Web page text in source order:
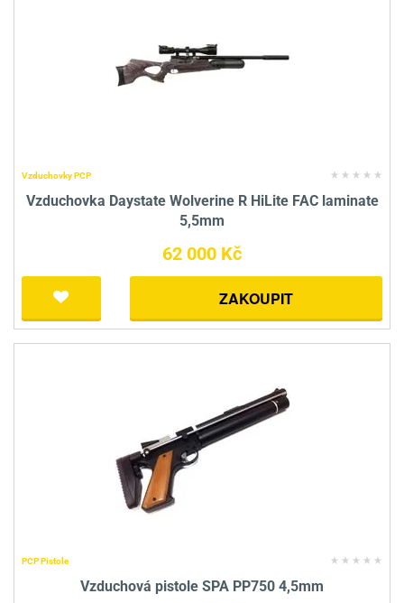
Vzduchovky PCP
Vzduchovka Daystate Wolverine R HiLite FAC laminate
5,5mm
62 000 Kč
ZAKOUPIT
PCP Pistole
Vzduchová pistole SPA PP750 4,5mm